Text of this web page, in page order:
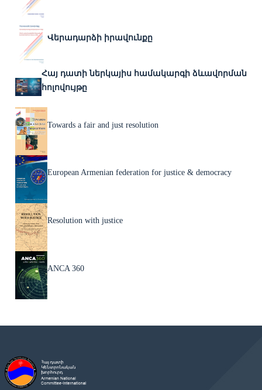
Վերադարձի իրավունքը
Հայ դատի ներկայիս համակարգի ձևավորման
հոլովույթը
Towards a fair and just resolution
European Armenian federation for justice & democracy
Resolution with justice
ANCA 360